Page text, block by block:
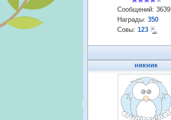
Сообщений: 3639
Награды: 350
Совы: 123
никник